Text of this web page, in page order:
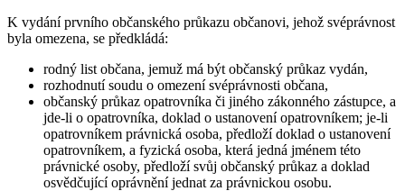
K vydání prvního občanského průkazu občanovi, jehož svéprávnost
byla omezena, se předkládá:
rodný list občana, jemuž má být občanský průkaz vydán,
rozhodnutí soudu o omezení svéprávnosti občana,
občanský průkaz opatrovníka či jiného zákonného zástupce, a
jde-li o opatrovníka, doklad o ustanovení opatrovníkem; je-li
opatrovníkem právnická osoba, předloží doklad o ustanovení
opatrovníkem, a fyzická osoba, která jedná jménem této
právnické osoby, předloží svůj občanský průkaz a doklad
osvědčující oprávnění jednat za právnickou osobu.